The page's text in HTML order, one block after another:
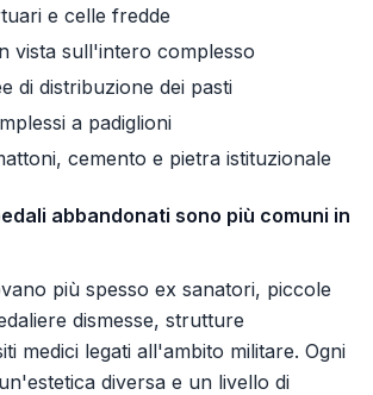
e celle fredde
vista sull'intero complesso
di distribuzione dei pasti
a padiglioni
cemento e pietra istituzionale
abbandonati sono più comuni in
più spesso ex sanatori, piccole
dismesse, strutture
medici legati all'ambito militare. Ogni
diversa e un livello di